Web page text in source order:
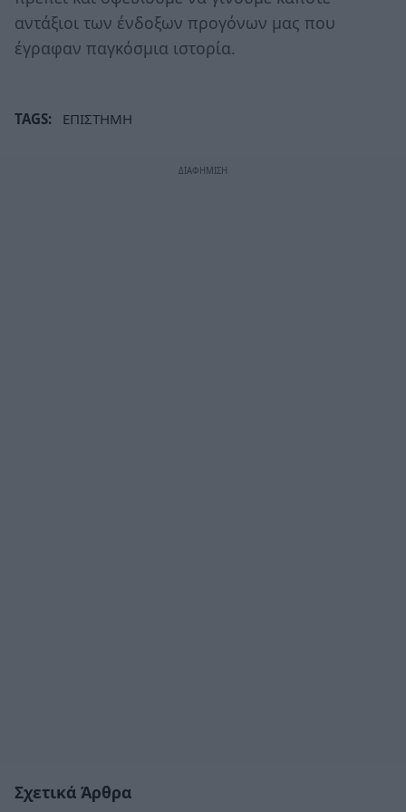
αντάξιοι των ένδοξων προγόνων μας που
έγραφαν παγκόσμια ιστορία.
TAGS: ΕΠΙΣΤΗΜΗ
Σχετικά Άρθρα